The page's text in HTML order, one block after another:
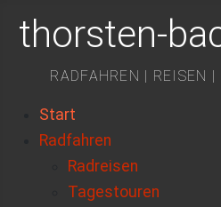
thorsten-
RADFAHREN | REISEN |
Start
Radfahren
Radreisen
Tagestouren